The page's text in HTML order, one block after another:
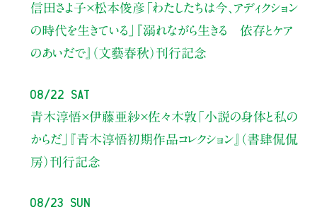
信田さよ子×松本俊彦 「わたしたちは今、アディクション
の時代を生きている」
『溺れながら生きる 依存とケア
のあいだで』（文藝春秋）刊行記念
08/22 Sat
青木淳悟×伊藤亜紗×佐々木敦 「小説の身体と私の
からだ」
『青木淳悟初期作品コレクション』（書肆侃侃
房）刊行記念
08/23 Sun